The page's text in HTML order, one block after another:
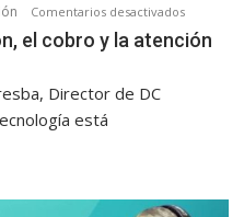
Comentarios desactivadosen
Así
cobro
el cobro y la atención
Director de DC
está